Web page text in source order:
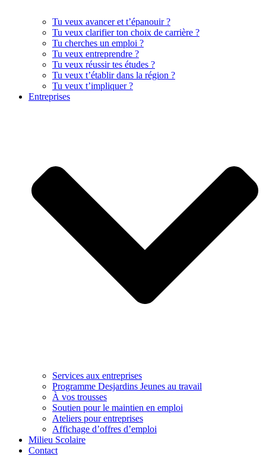
Tu veux avancer et t’épanouir ?
Tu veux clarifier ton choix de carrière ?
Tu cherches un emploi ?
Tu veux entreprendre ?
Tu veux réussir tes études ?
Tu veux t’établir dans la région ?
Tu veux t’impliquer ?
Entreprises
Services aux entreprises
Programme Desjardins Jeunes au travail
À vos trousses
Soutien pour le maintien en emploi
Ateliers pour entreprises
Affichage d’offres d’emploi
Milieu Scolaire
Contact